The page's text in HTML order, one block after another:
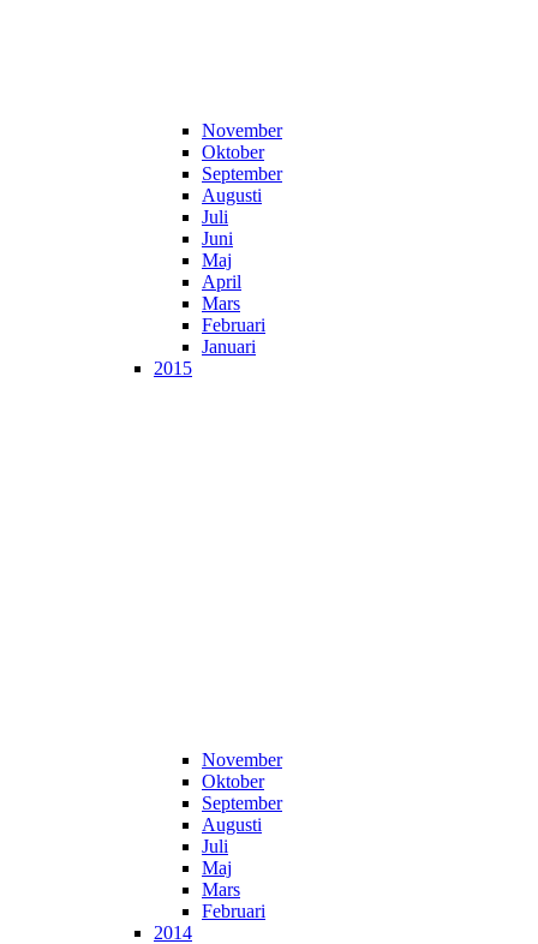
November
Oktober
September
Augusti
Juli
Juni
Maj
April
Mars
Februari
Januari
2015
November
Oktober
September
Augusti
Juli
Maj
Mars
Februari
2014